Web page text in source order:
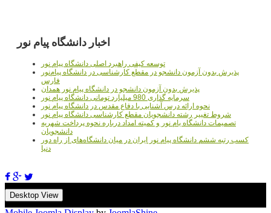
اخبار دانشگاه پیام نور
توسعه کیفی راهبرد اصلی دانشگاه پیام نور
پذیرش بدون آزمون دانشجو در مقطع کارشناسی در دانشگاه پیام‌نور
فارس
پذیرش بدون آزمون دانشجو در دانشگاه پیام نور همدان
سرمایه گذاری 980 میلیارد تومانی دانشگاه پیام نور
نحوه ارائه درس آشنایی با دفاع مقدس در دانشگاه پیام نور
شروط تغییر رشته دانشجویان مقطع کارشناسی دانشگاه پیام نور
تصمیمات دانشگاه یام نور و کمیته امداد درباره نحوه پرداخت شهریه
دانشجویان
کسب رتبه ششم دانشگاه پیام نور ایران در میان دانشگاه‌های از راه دور
دنیا
Desktop View